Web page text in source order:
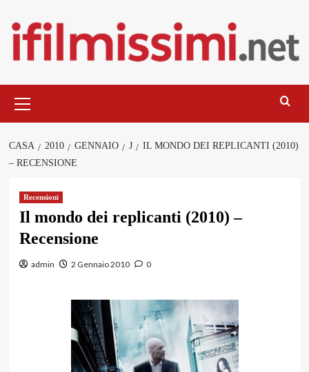
contenuto
principale
CASA 2010 GENNAIO J
IL MONDO DEI REPLICANTI (2010)
– RECENSIONE
Recensioni
Il mondo dei replicanti (2010) –
Recensione
admin 2 Gennaio 2010 0